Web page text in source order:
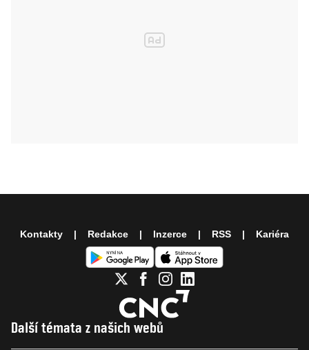
Další témata z našich webů
Kontakty Redakce Inzerce RSS Kariéra